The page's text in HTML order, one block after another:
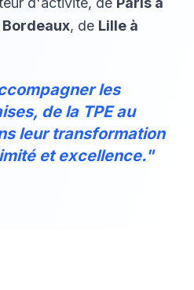
Bordeaux, de Lille à
les
de la TPE au
leur transformation
et excellence."